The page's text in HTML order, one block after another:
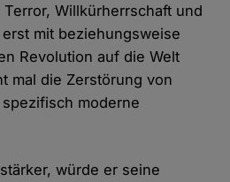
Willkürherrschaft und
mit beziehungsweise
Revolution auf die Welt
mal die Zerstörung von
moderne
würde er seine